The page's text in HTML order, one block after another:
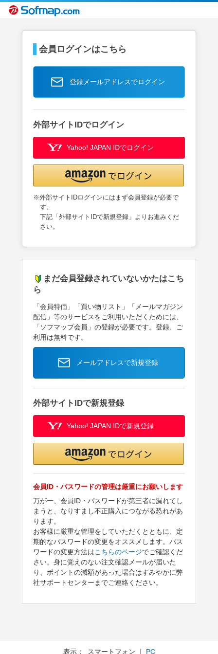
会員ログインはこちら
登録メールアドレスでログイン
外部サイトIDでログイン
Yahoo! JAPAN IDでログイン
※外部サイトIDログインにはまず会員登録が必要で
す。
下記「外部サイトIDで新規登録」よりお進みくだ
さい。
まだ会員登録されていないかたはこち
ら
「会員特価」「買い物リスト」「メールマガジン
配信」等のサービスをご利用いただくためには、
「ソフマップ会員」の登録が必要です。登録、ご
利用は無料です。
メールアドレスで新規登録
外部サイトIDで新規登録
Yahoo! JAPAN IDで新規登録
会員ID・パスワードの管理は厳重にお願いします
万が一、会員ID・パスワードが第三者に漏れてし
まうと、なりすまし不正購入につながる恐れがあ
ります。
お客様に厳重な管理をしていただくとともに、定
期的なパスワードの変更をオススメします。パス
ワードの変更方法はこちらのページでご確認くだ
さい。身に覚えのない注文確認メールが届いた
り、ポイントの減額があった場合はすみやかに弊
社サポートセンターまでご連絡ください。
表示： スマートフォン ｜ PC